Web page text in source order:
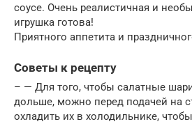
соусе. Очень реалистичная и
игрушка готова!
Приятного аппетита и
Советы к рецепту
– — Для того, чтобы салатные
дольше, можно перед подачей на
охладить их в холодильнике,